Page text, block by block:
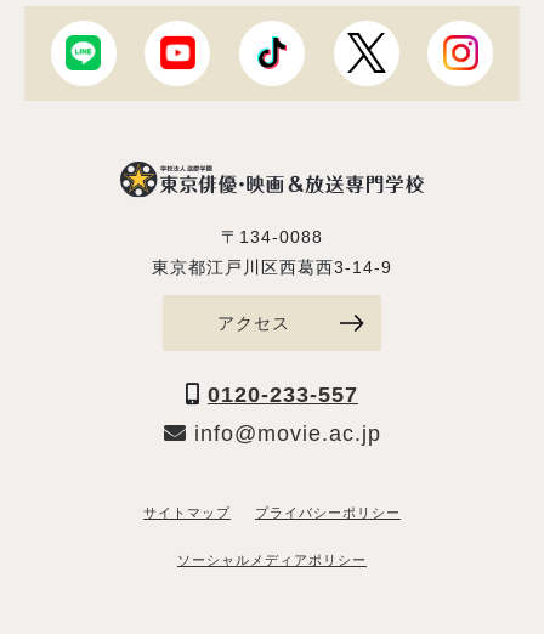
〒134-0088
東京都江戸川区西葛西3-14-9
アクセス
0120-233-557
info@movie.ac.jp
サイトマップ プライバシーポリシー
ソーシャルメディアポリシー